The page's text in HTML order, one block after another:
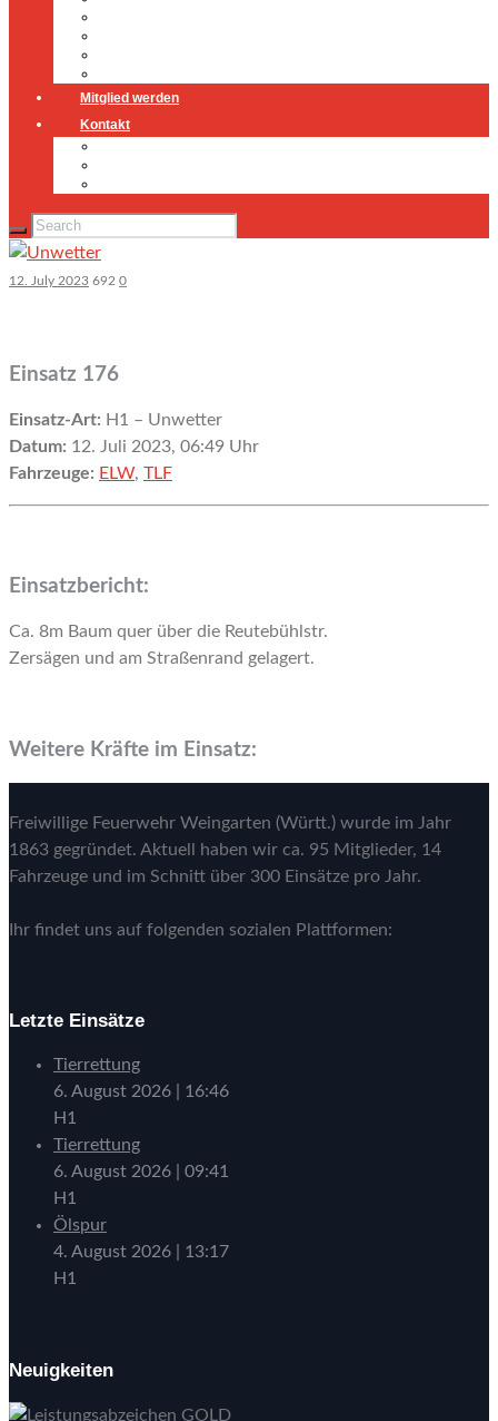
Mitglied werden
Kontakt
12. July 2023 692 0
Einsatz 176
Einsatz-Art: H1 – Unwetter
Datum: 12. Juli 2023, 06:49 Uhr
Fahrzeuge: ELW, TLF
Einsatzbericht:
Ca. 8m Baum quer über die Reutebühlstr.
Zersägen und am Straßenrand gelagert.
Weitere Kräfte im Einsatz:
Freiwillige Feuerwehr Weingarten (Württ.) wurde im Jahr
1863 gegründet. Aktuell haben wir ca. 95 Mitglieder, 14
Fahrzeuge und im Schnitt über 300 Einsätze pro Jahr.
Ihr findet uns auf folgenden sozialen Plattformen:
Letzte Einsätze
Tierrettung
6. August 2026
16:46
H1
Tierrettung
6. August 2026
09:41
H1
Ölspur
4. August 2026
13:17
H1
Neuigkeiten